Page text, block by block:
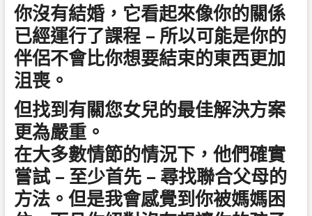
你沒有結婚，它看起來像你的關係
已經運行了課程 – 所以可能是你的
伴侶不會比你想要結束的東西更加
沮喪。
但找到有關您女兒的最佳解決方案
更為嚴重。
在大多數情節的情況下，他們確實
嘗試 – 至少首先 – 尋找聯合父母的
方法。但是我會感覺到你被媽媽困